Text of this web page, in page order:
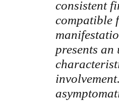
consistent
compatible
presents